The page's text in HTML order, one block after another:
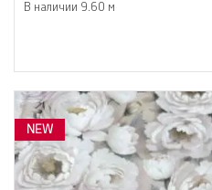
В наличии 9.60 м
NEW